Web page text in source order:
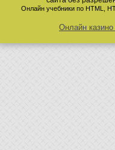
Онлайн учебники по HTML,
Онлайн